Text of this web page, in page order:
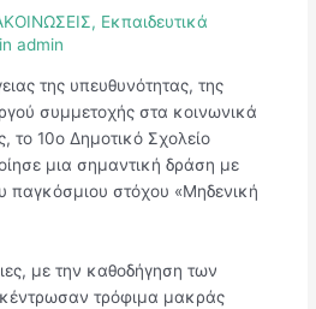
, Εκπαιδευτικά
admin
της υπευθυνότητας, της
συμμετοχής στα κοινωνικά
το 10ο Δημοτικό Σχολείο
μια σημαντική δράση με
παγκόσμιου στόχου «Μηδενική
με την καθοδήγηση των
τρόφιμα μακράς